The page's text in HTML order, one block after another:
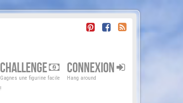
CHALLENGE
Gagnes une figurine facile
!
CONNEXION
Hang around